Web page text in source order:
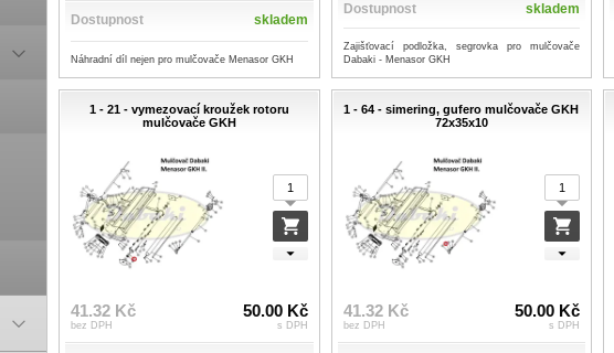
Dostupnost skladem
Náhradní díl nejen pro mulčovače Menasor GKH
Dostupnost skladem
Zajišťovací podložka, segrovka pro mulčovače
Dabaki - Menasor GKH
1 - 21 - vymezovací kroužek rotoru
mulčovače GKH
41.32 Kč
bez DPH
50.00 Kč
s DPH
1 - 64 - simering, gufero mulčovače GKH
72x35x10
41.32 Kč
bez DPH
50.00 Kč
s DPH